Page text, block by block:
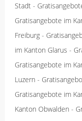
Stadt -
Gratisangebote im
Freiburg -
im Kanton Glarus -
Gratisangebote im
Luzern -
Gratisangebote im
Kanton Obwalden -